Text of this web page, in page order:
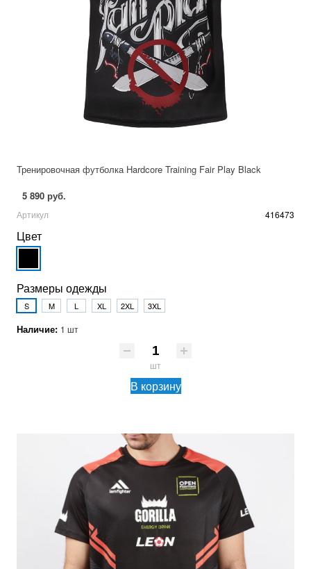
Тренировочная футболка Hardcore Training Fair Play Black
5 890 руб.
Артикул 416473
Цвет
Размеры одежды
S M L XL 2XL 3XL
Наличие: 1 шт
шт
В корзину